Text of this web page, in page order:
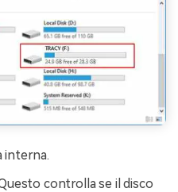
interna.
controlla se il disco